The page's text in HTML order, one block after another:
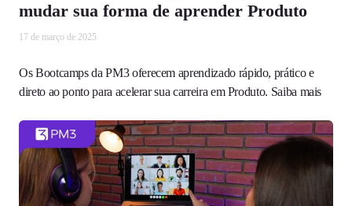
mudar sua forma de aprender Produto
17 de março de 2025
Os Bootcamps da PM3 oferecem aprendizado rápido, prático e
direto ao ponto para acelerar sua carreira em Produto. Saiba mais